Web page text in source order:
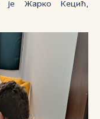
је Жарко Кецић,